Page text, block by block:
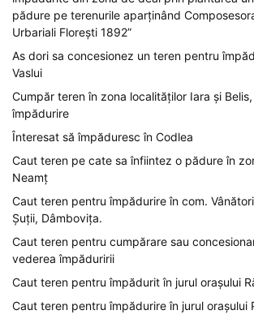
pădure pe terenurile aparținând
Urbariali Florești 1892”
As dori sa concesionez un teren pentru
Vaslui
Cumpăr teren în zona localităților Iara și
împădurire
Înteresat să împăduresc în Codlea
Caut teren pe cate sa înfiintez o pădure în
Neamț
Caut teren pentru împădurire în com.
Șuții, Dâmbovița.
Caut teren pentru cumpărare sau
vederea împăduririi
Caut teren pentru împădurit în jurul orașului
Caut teren pentru împădurire în jurul orașului